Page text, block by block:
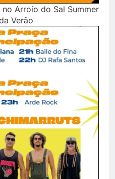
Arroio do Sal Summer
Verão